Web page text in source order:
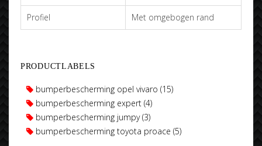
Profiel Met omgebogen rand
PRODUCTLABELS
bumperbescherming opel vivaro (15)
bumperbescherming expert (4)
bumperbescherming jumpy (3)
bumperbescherming toyota proace (5)